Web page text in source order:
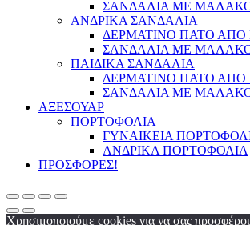
ΣΑΝΔΑΛΙΑ ΜΕ
ΑΝΔΡΙΚΑ ΣΑΝΔΑΛΙΑ
ΔΕΡΜΑΤΙΝΟ ΠΑΤΟ ΑΠΟ
ΣΑΝΔΑΛΙΑ ΜΕ
ΠΑΙΔΙΚΑ ΣΑΝΔΑΛΙΑ
ΔΕΡΜΑΤΙΝΟ ΠΑΤΟ ΑΠΟ
ΣΑΝΔΑΛΙΑ ΜΕ
ΑΞΕΣΟΥΑΡ
ΠΟΡΤΟΦΟΛΙΑ
ΓΥΝΑΙΚΕΙΑ
ΑΝΔΡΙΚΑ ΠΟΡΤΟΦΟΛΙΑ
ΠΡΟΣΦΟΡΕΣ!
Χρησιμοποιούμε cookies για να σας